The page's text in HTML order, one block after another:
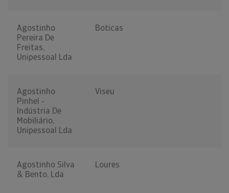
Agostinho
Pereira De
Freitas,
Unipessoal Lda
Boticas
Agostinho
Pinhel -
Indústria De
Mobiliário,
Unipessoal Lda
Viseu
Agostinho Silva
& Bento, Lda
Loures